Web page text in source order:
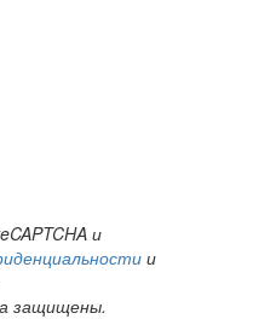
и
и
защищены.